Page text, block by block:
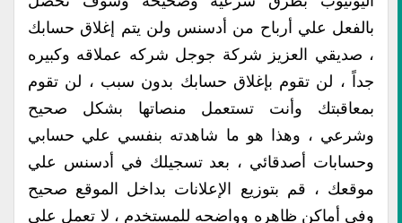
بالفعل علي أرباح من أدسنس ولن يتم إغلاق حسابك
، صديقي العزيز شركة جوجل شركه عملاقه وكبيره
جداً ، لن تقوم بإغلاق حسابك بدون سبب ، لن تقوم
بمعاقبتك وأنت تستعمل منصاتها بشكل صحيح
وشرعي ، وهذا هو ما شاهدته بنفسي علي حسابي
وحسابات أصدقائي ، بعد تسجيلك في أدسنس علي
موقعك ، قم بتوزيع الإعلانات بداخل الموقع صحيح
وفي أماكن ظاهره وواضحه للمستخدم ، لا تعمل علي